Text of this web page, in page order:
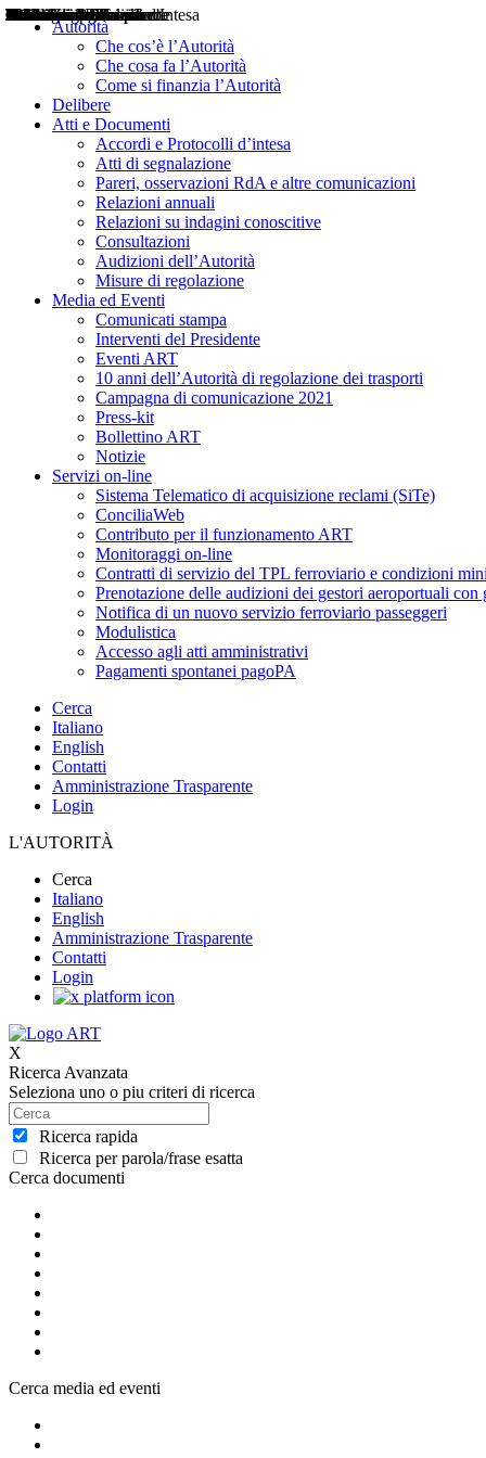
Autorità
Che cos’è l’Autorità
Che cosa fa l’Autorità
Come si finanzia l’Autorità
Delibere
Atti e Documenti
Accordi e Protocolli d’intesa
Atti di segnalazione
Pareri, osservazioni RdA e altre comunicazioni
Relazioni annuali
Relazioni su indagini conoscitive
Consultazioni
Audizioni dell’Autorità
Misure di regolazione
Media ed Eventi
Comunicati stampa
Interventi del Presidente
Eventi ART
10 anni dell’Autorità di regolazione dei trasporti
Campagna di comunicazione 2021
Press-kit
Bollettino ART
Notizie
Servizi on-line
Sistema Telematico di acquisizione reclami (SiTe)
ConciliaWeb
Contributo per il funzionamento ART
Monitoraggi on-line
Contratti di servizio del TPL ferroviario e condizioni
Prenotazione delle audizioni dei gestori aeroportuali con
Notifica di un nuovo servizio ferroviario passeggeri
Modulistica
Accesso agli atti amministrativi
Pagamenti spontanei pagoPA
Cerca
Italiano
English
Contatti
Amministrazione Trasparente
Login
L'AUTORITÀ
Cerca
Italiano
English
Amministrazione Trasparente
Contatti
Login
X
Ricerca Avanzata
Seleziona uno o piu criteri di ricerca
Ricerca rapida
Ricerca per parola/frase esatta
Cerca documenti
Delibere
Pareri
Consultazioni
Audizioni
Atti di Segnalazione
Accordi e Protocolli d'Intesa
Relazioni annuali
Misure di regolazione
Cerca media ed eventi
Notizie
Comunicati Stampa
Bollettini ART
Convegni ART
Interviste del Presidente
Articoli in primo piano
Interventi del Presidente
2004
2005
2010
2013
2014
2015
2016
2017
2018
2019
202
2020
2021
2022
2023
2024
2025
2026
Aereo
Marittimo
Terrestre